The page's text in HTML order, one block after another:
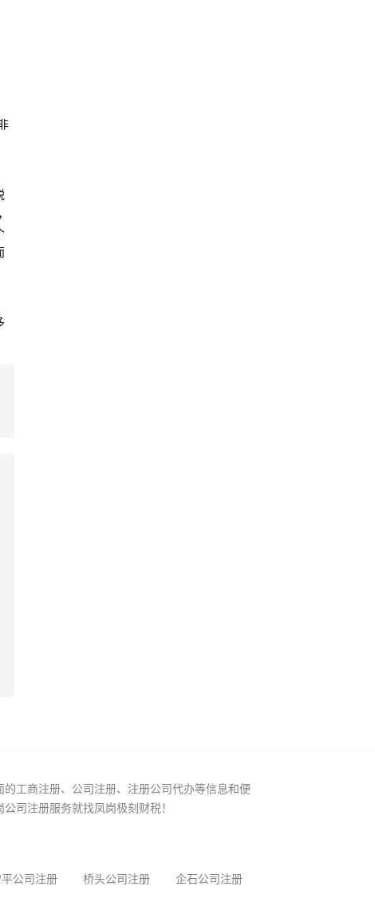
工商注册、公司注册、注册公司代办等信息和便
司注册服务就找凤岗极刻财税！
平公司注册 桥头公司注册 企石公司注册